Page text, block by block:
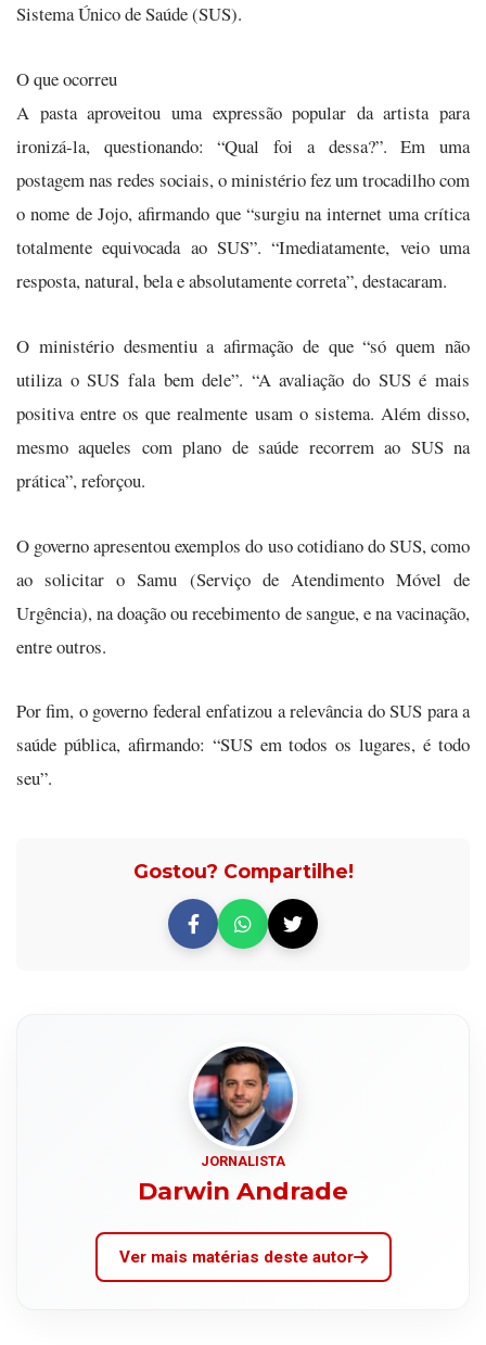
Sistema Único de Saúde (SUS).
O que ocorreu
A pasta aproveitou uma expressão popular da artista para
ironizá-la, questionando: “Qual foi a dessa?”. Em uma
postagem nas redes sociais, o ministério fez um trocadilho com
o nome de Jojo, afirmando que “surgiu na internet uma crítica
totalmente equivocada ao SUS”. “Imediatamente, veio uma
resposta, natural, bela e absolutamente correta”, destacaram.
O ministério desmentiu a afirmação de que “só quem não
utiliza o SUS fala bem dele”. “A avaliação do SUS é mais
positiva entre os que realmente usam o sistema. Além disso,
mesmo aqueles com plano de saúde recorrem ao SUS na
prática”, reforçou.
O governo apresentou exemplos do uso cotidiano do SUS, como
ao solicitar o Samu (Serviço de Atendimento Móvel de
Urgência), na doação ou recebimento de sangue, e na vacinação,
entre outros.
Por fim, o governo federal enfatizou a relevância do SUS para a
saúde pública, afirmando: “SUS em todos os lugares, é todo
seu”.
Gostou? Compartilhe!
JORNALISTA
Darwin Andrade
Ver mais matérias deste autor